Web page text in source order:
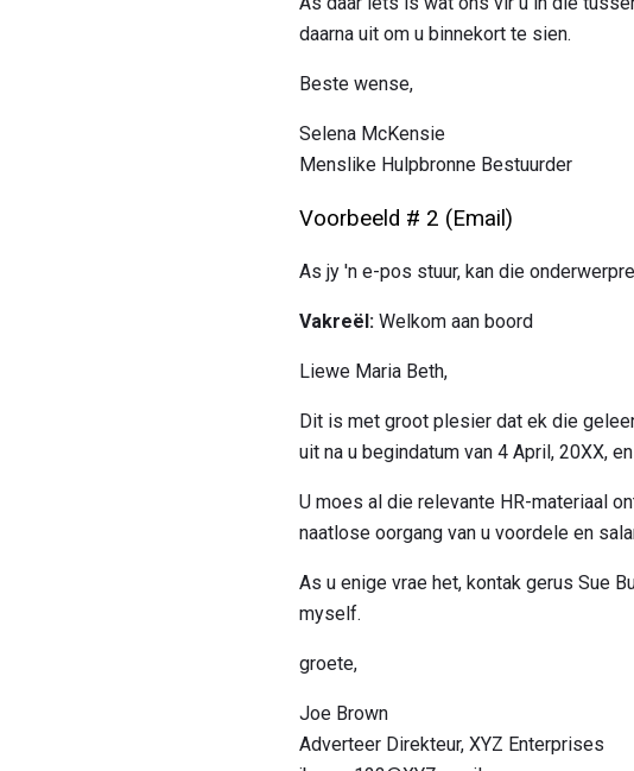
daarna uit om u binnekort te sien.
Beste wense,
Selena McKensie
Menslike Hulpbronne Bestuurder
Voorbeeld # 2 (Email)
As jy 'n e-pos stuur, kan die
Vakreël: Welkom aan boord
Liewe Maria Beth,
Dit is met groot plesier dat ek die
uit na u begindatum van 4 April, 20XX,
U moes al die relevante HR-materiaal
naatlose oorgang van u voordele en
As u enige vrae het, kontak gerus Sue
myself.
groete,
Joe Brown
Adverteer Direkteur, XYZ Enterprises